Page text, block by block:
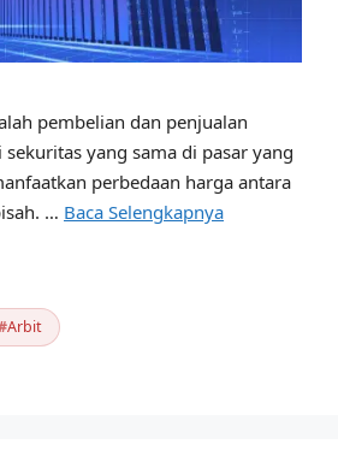
pembelian dan penjualan
yang sama di pasar yang
perbedaan harga antara
… Baca Selengkapnya
Arbit